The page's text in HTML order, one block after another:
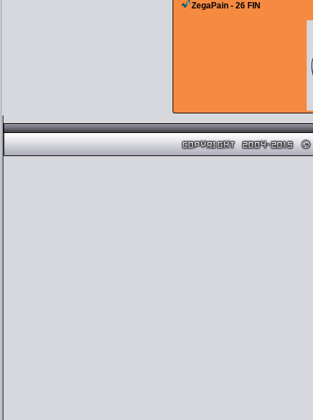
ZegaPain - 26 FIN